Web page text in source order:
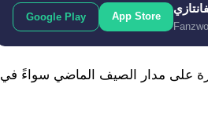
App Store
Google Play
على مدار الصيف الماضي سواءً في